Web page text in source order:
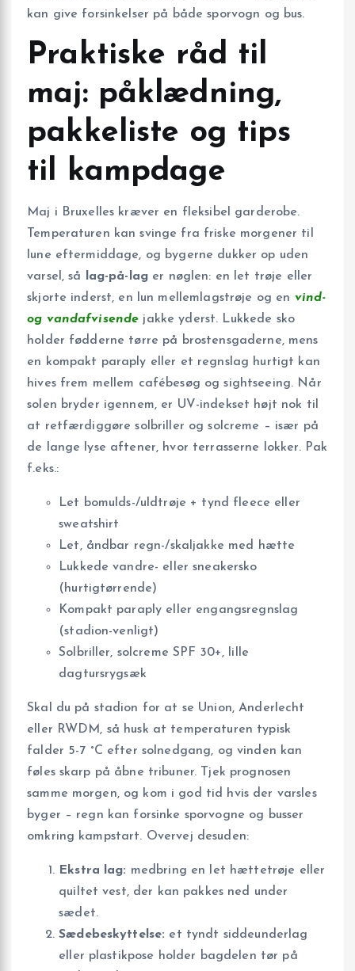
kan give forsinkelser på både sporvogn og bus.
Praktiske råd til
maj: påklædning,
pakkeliste og tips
til kampdage
Maj i Bruxelles kræver en fleksibel garderobe.
Temperaturen kan svinge fra friske morgener til
lune eftermiddage, og bygerne dukker op uden
varsel, så
lag-på-lag er nøglen: en let trøje eller
skjorte inderst, en lun mellemlagstrøje og en vind-
og vandafvisende jakke yderst. Lukkede sko
holder fødderne tørre på brostensgaderne, mens
en kompakt paraply eller et regnslag hurtigt kan
hives frem mellem cafébesøg og sightseeing. Når
solen bryder igennem, er UV-indekset højt nok til
at retfærdiggøre solbriller og solcreme – især på
de lange lyse aftener, hvor terrasserne lokker. Pak
f.eks.:
Let bomulds-/uldtrøje + tynd fleece eller
sweatshirt
Let, åndbar regn-/skaljakke med hætte
Lukkede vandre- eller sneakersko
(hurtigtørrende)
Kompakt paraply eller engangsregnslag
(stadion-venligt)
Solbriller, solcreme SPF 30+, lille
dagtursrygsæk
Skal du på stadion for at se Union, Anderlecht
eller RWDM, så husk at temperaturen typisk
falder 5-7 °C efter solnedgang, og vinden kan
føles skarp på åbne tribuner. Tjek prognosen
samme morgen, og kom i god tid hvis der varsles
byger – regn kan forsinke sporvogne og busser
omkring kampstart. Overvej desuden:
Ekstra lag: medbring en let hættetrøje eller
quiltet vest, der kan pakkes ned under
sædet.
Sædebeskyttelse: et tyndt siddeunderlag
eller plastikpose holder bagdelen tør på